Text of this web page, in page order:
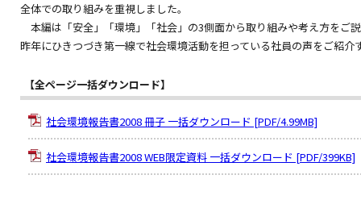
全体での取り組みを重視しました。
本編は「安全」「環境」「社会」の3側面から取り組みや考え方をご
昨年にひきつづき第一線で社会環境活動を担っている社員の声をご紹介
【全ページ一括ダウンロード】
社会環境報告書2008 冊子 一括ダウンロード [PDF/4.99MB]
社会環境報告書2008 WEB限定資料 一括ダウンロード [PDF/399KB]